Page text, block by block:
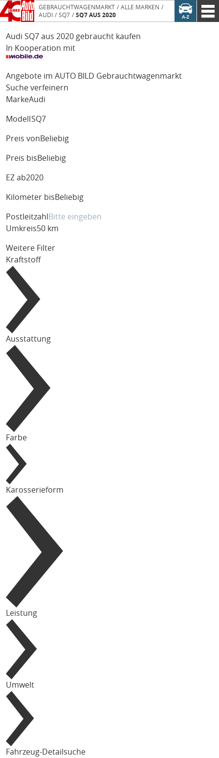
GEBRAUCHTWAGENMARKT
ALLE MARKEN
AUDI
SQ7 SQ7 AUS 2020
Audi SQ7 aus 2020 gebraucht kaufen
In Kooperation mit
Angebote im AUTO BILD Gebrauchtwagenmarkt
Suche verfeinern
MarkeAudi
Modell SQ7
Preis von Beliebig
Preis bis Beliebig
EZ ab2020
Kilometer bis Beliebig
Postleitzahl
Umkreis50 km
Weitere Filter
Kraftstoff
Ausstattung
Farbe
Karosserieform
Leistung
Umwelt
Fahrzeug-Detailsuche